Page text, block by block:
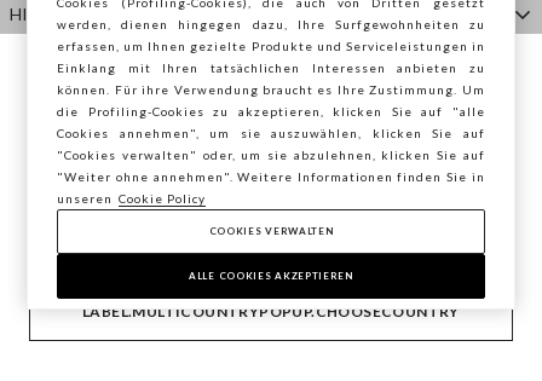
HILFE
AGENTUR
KONTAKTE
Copyright © Ovs S.p.A. MwSt.-Nr. 04240010274 - Kap.
Kap. 290.923.470 -2.4.0
Sie surfen auf der Seite von STEFANEL
Deutschland, möchten Sie Ihren Standort
speichern?
BESTÄTIGEN
LABEL.MULTICOUNTRYPOPUP.CHOOSECOUNTRY
footer.item.country Deutschland
werden, dienen hingegen dazu, Ihre Surfgewohnheiten zu
erfassen, um Ihnen gezielte Produkte und Serviceleistungen in
Einklang mit Ihren tatsächlichen Interessen anbieten zu
können. Für ihre Verwendung braucht es Ihre Zustimmung. Um
die Profiling-Cookies zu akzeptieren, klicken Sie auf "alle
Cookies annehmen", um sie auszuwählen, klicken Sie auf
"Cookies verwalten" oder, um sie abzulehnen, klicken Sie auf
"Weiter ohne annehmen". Weitere Informationen finden Sie in
unseren
Cookie Policy
COOKIES VERWALTEN
ALLE COOKIES AKZEPTIEREN